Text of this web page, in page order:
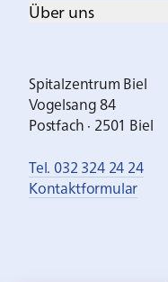
Über uns
Spitalzentrum Biel
Vogelsang 84
Postfach · 2501 Biel
Tel. 032 324 24 24
Kontaktformular